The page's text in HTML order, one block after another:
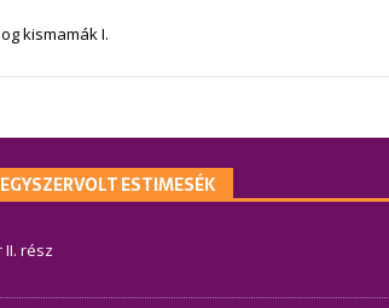
kismamák I.
ESTIMESÉK
rész